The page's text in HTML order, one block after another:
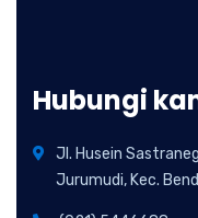
Hubungi
Jl. Husein
Jurumudi, Kec.